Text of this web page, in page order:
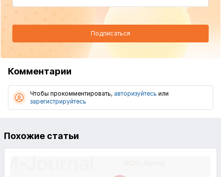
Подписаться
Комментарии
Чтобы прокомментировать, авторизуйтесь или
зарегистрируйтесь
Похожие статьи